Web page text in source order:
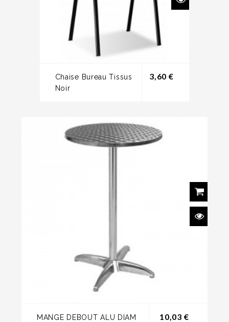
Chaise Bureau Tissus
Noir
3,60 €Prix
MANGE DEBOUT ALU DIAM
10,03 €Prix